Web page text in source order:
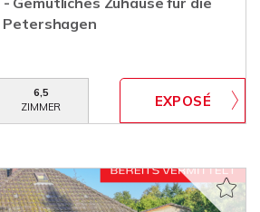
Petershagen
6,5
ZIMMER